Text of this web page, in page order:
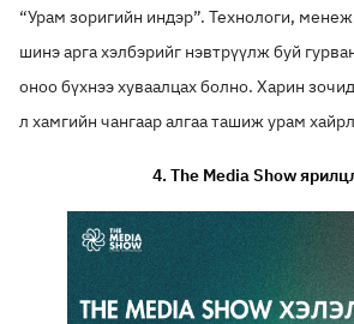
“Урам зоригийн индэр”. Технологи,
шинэ арга хэлбэрийг нэвтрүүлж буй
оноо бүхнээ хуваалцах болно. Харин
л хамгийн чангаар алгаа ташиж урам
4.The Media Show